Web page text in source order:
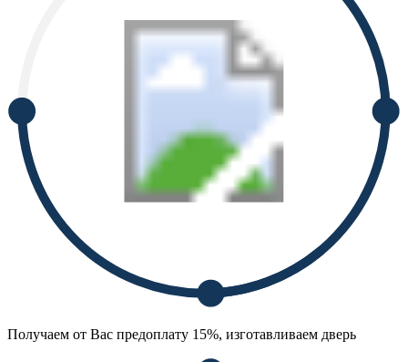
Получаем от Вас предоплату 15%, изготавливаем дверь